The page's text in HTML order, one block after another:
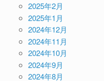
2025年2月
2025年1月
2024年12月
2024年11月
2024年10月
2024年9月
2024年8月